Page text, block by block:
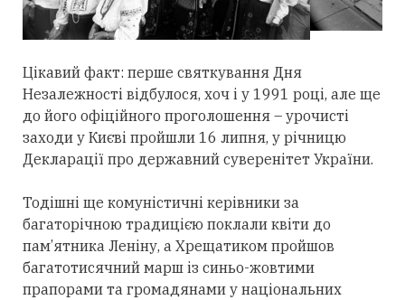
Цікавий факт: перше святкування Дня
Незалежності відбулося, хоч і у 1991 році, але ще
до його офіційного проголошення – урочисті
заходи у Києві пройшли 16 липня, у річницю
Декларації про державний суверенітет України.
Тодішні ще комуністичні керівники за
багаторічною традицією поклали квіти до
пам’ятника Леніну, а Хрещатиком пройшов
багатотисячний марш із синьо-жовтими
прапорами та громадянами у національних